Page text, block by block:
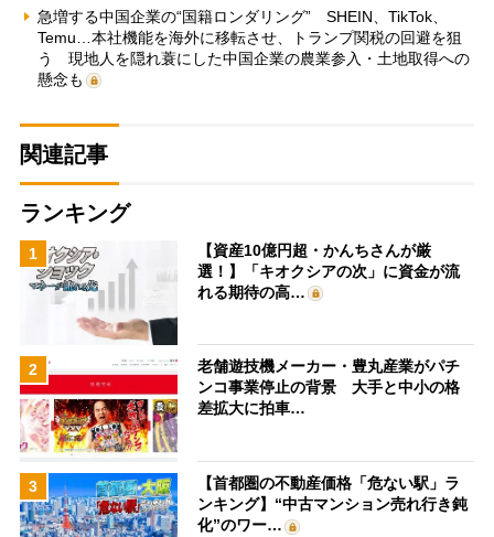
急増する中国企業の“国籍ロンダリング” SHEIN、TikTok、
Temu…本社機能を海外に移転させ、トランプ関税の回避を狙
う 現地人を隠れ蓑にした中国企業の農業参入・土地取得への
懸念も
関連記事
ランキング
1
【資産10億円超・かんちさんが厳
選！】「キオクシアの次」に資金が流
れる期待の高…
2
老舗遊技機メーカー・豊丸産業がパチ
ンコ事業停止の背景 大手と中小の格
差拡大に拍車…
3
【首都圏の不動産価格「危ない駅」ラ
ンキング】“中古マンション売れ行き鈍
化”のワー…